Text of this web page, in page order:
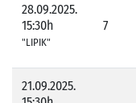
28.09.2025.
15:30h
"LIPIK"
7
21.09.2025.